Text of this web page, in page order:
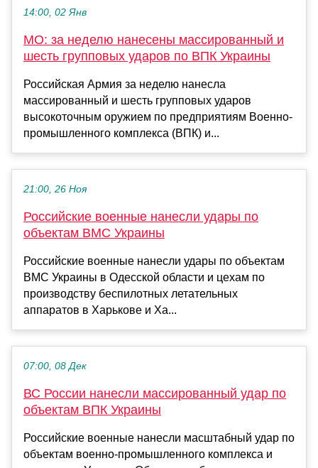
14:00, 02 Янв
МО: за неделю нанесены массированный и
шесть групповых ударов по ВПК Украины
Российская Армия за неделю нанесла
массированный и шесть групповых ударов
высокоточным оружием по предприятиям Военно-
промышленного комплекса (ВПК) и...
21:00, 26 Ноя
Российские военные нанесли удары по
объектам ВМС Украины
Российские военные нанесли удары по объектам
ВМС Украины в Одесской области и цехам по
производству беспилотных летательных
аппаратов в Харькове и Ха...
07:00, 08 Дек
ВС России нанесли массированный удар по
объектам ВПК Украины
Российские военные нанесли масштабный удар по
объектам военно-промышленного комплекса и